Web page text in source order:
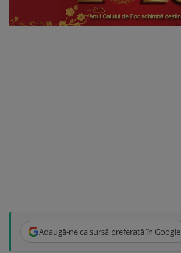
Adaugă-ne ca sursă preferată în Google